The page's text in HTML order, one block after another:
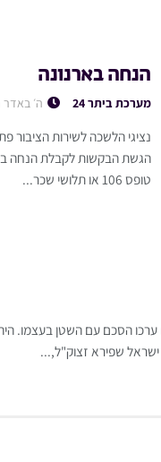
הנחה בארנונה
מערכת ביתר 24 ה׳ באדר
נציגי הלשכה לשירות הציבור
הגשת הבקשות לקבלת הנחה
טופס 106 או תלושי שכר...
הסכם עם השטן בעצמו.
שפירא זצוק"ל,...